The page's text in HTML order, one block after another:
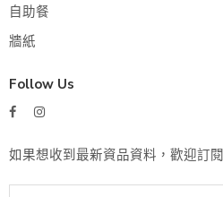
自助餐
牆紙
Follow Us
如果想收到最新資品資料，歡迎訂閱